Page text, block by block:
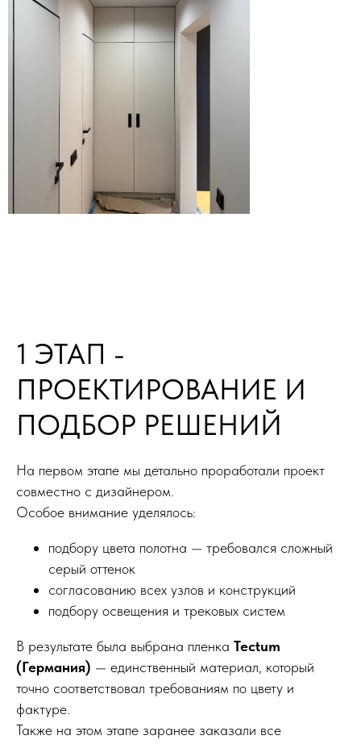
1 ЭТАП -
ПРОЕКТИРОВАНИЕ И
ПОДБОР РЕШЕНИЙ
На первом этапе мы детально проработали проект
совместно с дизайнером.
Особое внимание уделялось:
подбору цвета полотна — требовался сложный
серый оттенок
согласованию всех узлов и конструкций
подбору освещения и трековых систем
В результате была выбрана пленка Tectum
(Германия) — единственный материал, который
точно соответствовал требованиям по цвету и
фактуре.
Также на этом этапе заранее заказали все